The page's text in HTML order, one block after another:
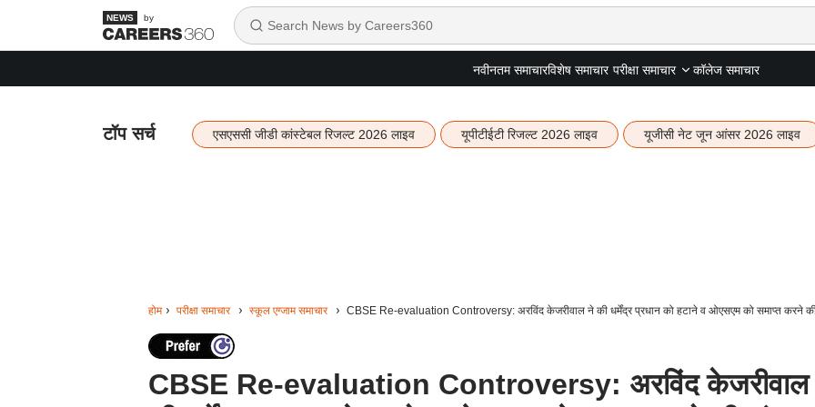
by
नवीनतम समाचारविशेष समाचार परीक्षा समाचार कॉलेज समाचार
टॉप सर्च एसएससी जीडी कांस्टेबल रिजल्ट 2026 लाइव यूपीटीईटी रिजल्ट 2026 लाइव यूजीसी नेट जून आंसर 2026 लाइव
होम परीक्षा समाचार स्कूल एग्जाम समाचार CBSE Re-evaluation Controversy: अरविंद केजरीवाल ने की धर्मेंद्र प्रधान को हटाने व ओएसएम को समाप्त करने
CBSE Re-evaluation Controversy: अरविंद केजरीवाल